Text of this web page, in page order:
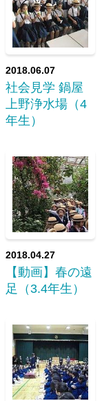
2018.06.07
社会見学 鍋屋
上野浄水場（4
年生）
2018.04.27
【動画】春の遠
足（3.4年生）